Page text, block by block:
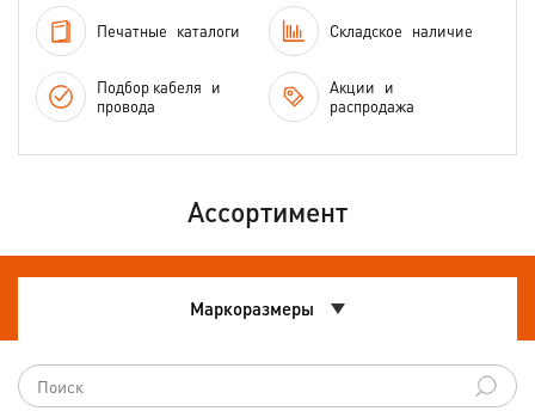
Печатные каталоги Складское наличие
Подбор кабеля и
провода
Акции и
распродажа
Ассортимент
Маркоразмеры